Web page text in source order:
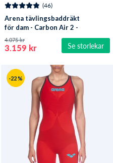
Se storlekar
(46)
Arena tävlingsbaddräkt
för dam - Carbon Air 2 -
Ljusblå
3.159 kr
4.075 kr
-22 %